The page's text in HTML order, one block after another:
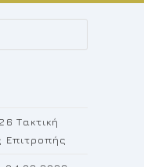
Escape
Τακτική
Επιτροπής